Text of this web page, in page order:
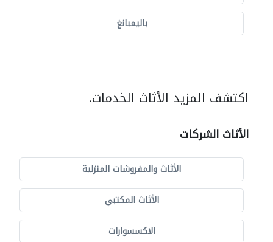
باليمبانغ
اكتشف المزيد الأثاث الخدمات.
الأثاث الشركات
الأثاث والمفروشات المنزلية
الأثاث المكتبي
الاكسسوارات